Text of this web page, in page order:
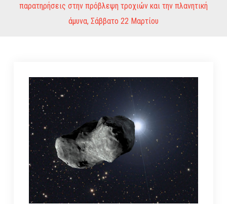
παρατηρήσεις στην πρόβλεψη τροχιών και την πλανητική
άμυνα, Σάββατο 22 Μαρτίου